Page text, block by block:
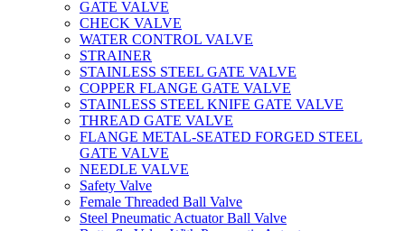
GATE VALVE
CHECK VALVE
WATER CONTROL VALVE
STRAINER
STAINLESS STEEL GATE VALVE
COPPER FLANGE GATE VALVE
STAINLESS STEEL KNIFE GATE VALVE
THREAD GATE VALVE
FLANGE METAL-SEATED FORGED STEEL
GATE VALVE
NEEDLE VALVE
Safety Valve
Female Threaded Ball Valve
Steel Pneumatic Actuator Ball Valve